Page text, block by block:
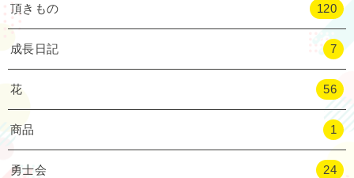
頂きもの 120
成長日記 7
花 56
商品 1
勇士会 24